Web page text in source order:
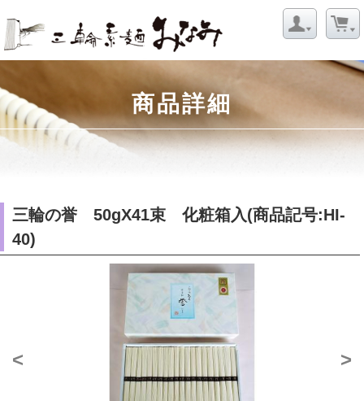
商品詳細
三輪の誉 50gX41束 化粧箱入(商品記号:HI-
40)
< >